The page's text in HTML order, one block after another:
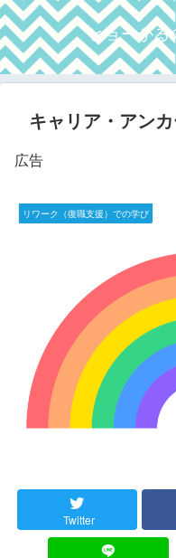
ヒョーかる
キャリア・アン
広告
リワーク（復職支援）での学び
Twitter